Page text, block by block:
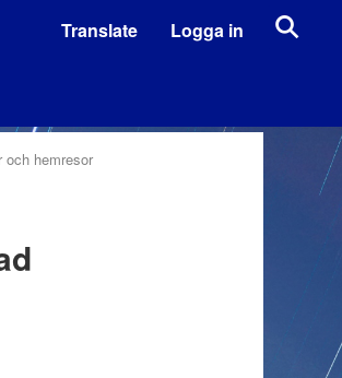
Translate Logga in
och hemresor